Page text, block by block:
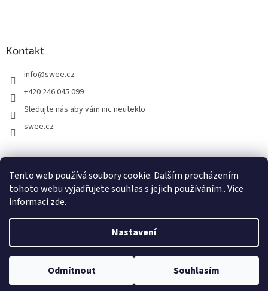
Tento web používá soubory cookie. Dalším procházením
tohoto webu vyjadřujete souhlas s jejich používáním.. Více
informacízde.
Nastavení
Odmítnout Souhlasím
Kontakt
info@swee.cz
+420 246 045 099
Sledujte nás aby vám nic neuteklo
swee.cz
Copyright 2026Swee.cz. Všechna práva vyhrazena.Upravit